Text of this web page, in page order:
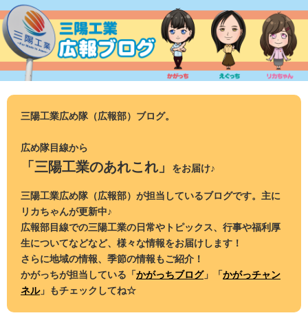
ン
テ
ツ
三陽工業広め隊（広報部）ブログ。
広め隊目線から
「三陽工業のあれこれ」 をお届け♪
三陽工業広め隊（広報部）が担当しているブログです。主に
リカちゃんが更新中♪
広報部目線での三陽工業の日常やトピックス、行事や福利厚
生についてなどなど、様々な情報をお届けします！
さらに地域の情報、季節の情報もご紹介！
かがっちが担当している「かがっちブログ」「かがっチャン
ネル」もチェックしてね☆